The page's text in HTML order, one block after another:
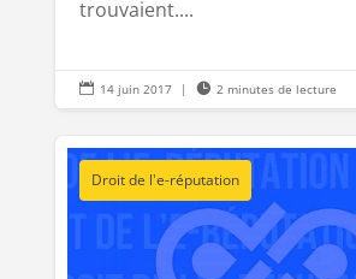
trouvaient....
 14 juin 2017 |  2 minutes de lecture
Droit de l'e-réputation